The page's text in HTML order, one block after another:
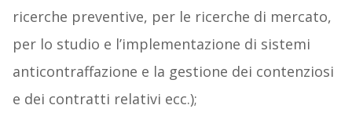
ricerche preventive, per le ricerche di mercato,
per lo studio e l’implementazione di sistemi
anticontraffazione e la gestione dei contenziosi
e dei contratti relativi ecc.);